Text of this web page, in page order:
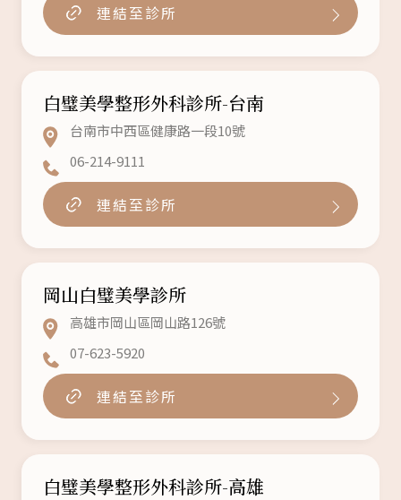
連結至診所
白璧美學整形外科診所-台南
台南市中西區健康路一段10號
06-214-9111
連結至診所
岡山白璧美學診所
高雄市岡山區岡山路126號
07-623-5920
連結至診所
白璧美學整形外科診所-高雄